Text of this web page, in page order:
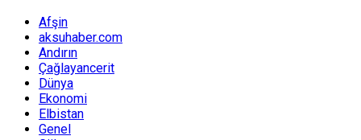
Afşin
aksuhaber.com
Andırın
Çağlayancerit
Dünya
Ekonomi
Elbistan
Genel